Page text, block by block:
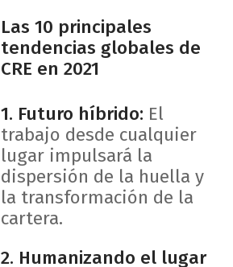
Las 10 principales
tendencias globales de
CRE en 2021
1. Futuro híbrido: El
trabajo desde cualquier
lugar impulsará la
dispersión de la huella y
la transformación de la
cartera.
2. Humanizando el lugar